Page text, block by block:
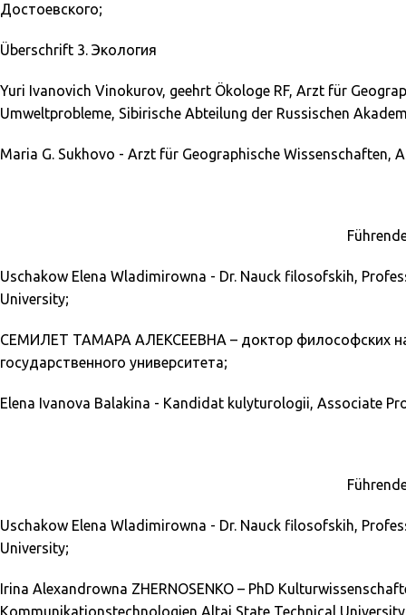
Достоевского;
Überschrift 3. Экология
Yuri Ivanovich Vinokurov, geehrt Ökologe RF, Arzt für
Umweltprobleme, Sibirische Abteilung der Russischen
Maria G. Sukhovo - Arzt für Geographische Wissenschaften,
Uschakow Elena Wladimirowna - Dr. Nauck filosofskih,
University;
СЕМИЛЕТ ТАМАРА АЛЕКСЕЕВНА – доктор философских
государственного университета;
Elena Ivanova Balakina - Kandidat kulyturologii, Associate
Uschakow Elena Wladimirowna - Dr. Nauck filosofskih,
University;
Irina Alexandrowna ZHERNOSENKO – PhD
Kommunikationstechnologien Altai State Technical